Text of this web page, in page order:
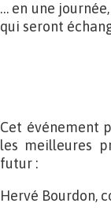
… en une
qui seront
Cet événement
les meilleures
futur :
Hervé Bourdon,